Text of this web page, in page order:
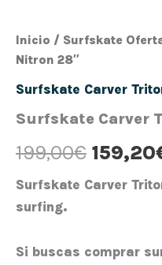
Inicio / Surfskate
Nitron 28″
Surfskate Carver
Surfskate Carver
199,00€ 159,20
Surfskate Carver
surfing.
Si buscas comprar